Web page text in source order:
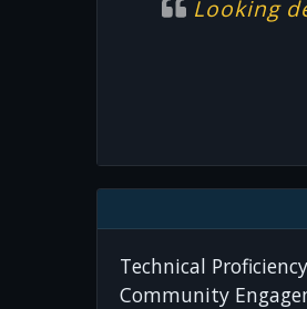
Looking
Technical Proficiency
Community